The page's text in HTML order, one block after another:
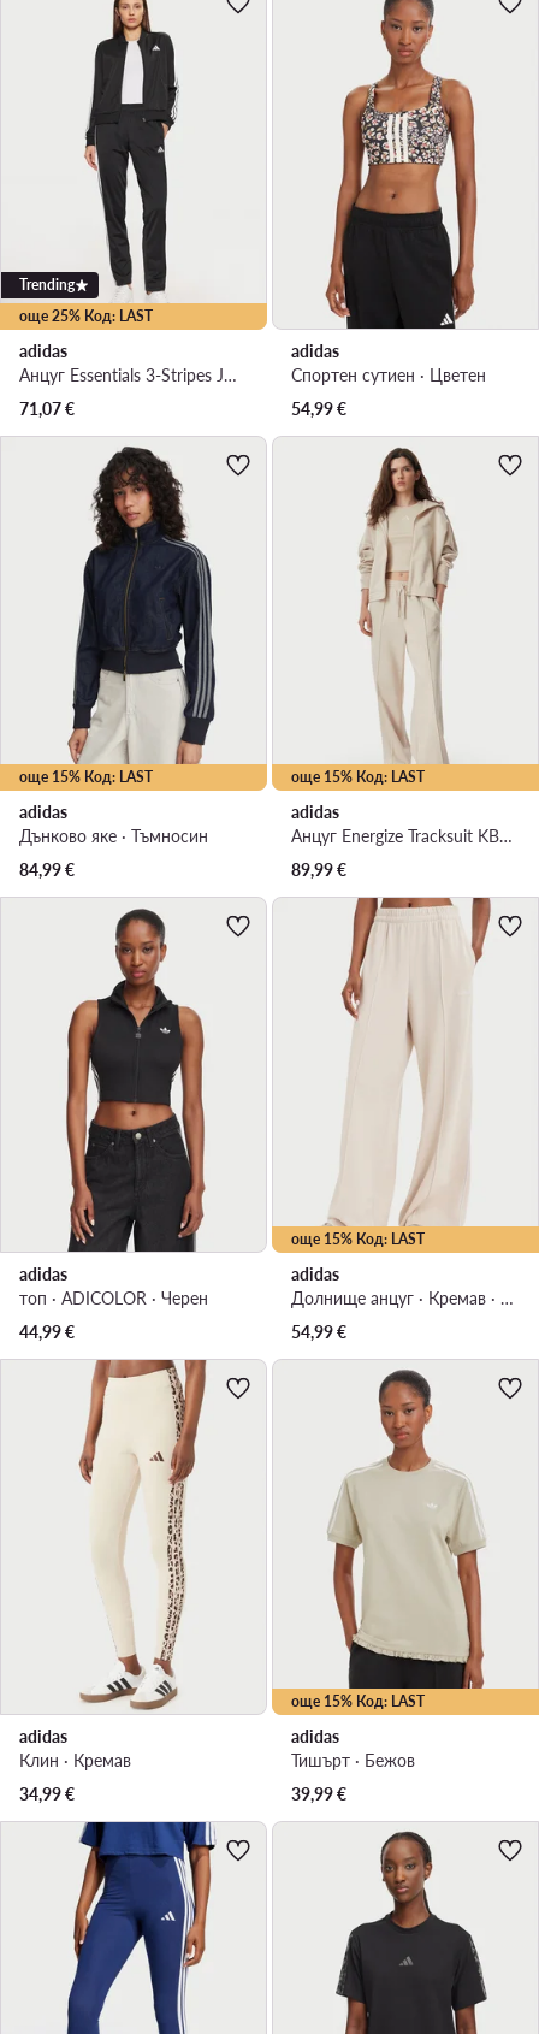
още 25% Код: LAST
Trending
adidas
Анцуг Essentials 3-Stripes JD5434 Черен Regular Fit
71,07€
adidas
Спортен сутиен · Цветен
54,99€
още 15% Код: LAST
adidas
Дънково яке · Тъмносин
84,99€
още 15% Код: LAST
adidas
Анцуг Energize Tracksuit KB8172 Кремав Regular Fit
89,99€
adidas
топ · ADICOLOR · Черен
44,99€
още 15% Код: LAST
adidas
Долнище анцуг · Кремав · Regular Fit
54,99€
adidas
Клин · Кремав
34,99€
още 15% Код: LAST
adidas
Тишърт · Бежов
39,99€